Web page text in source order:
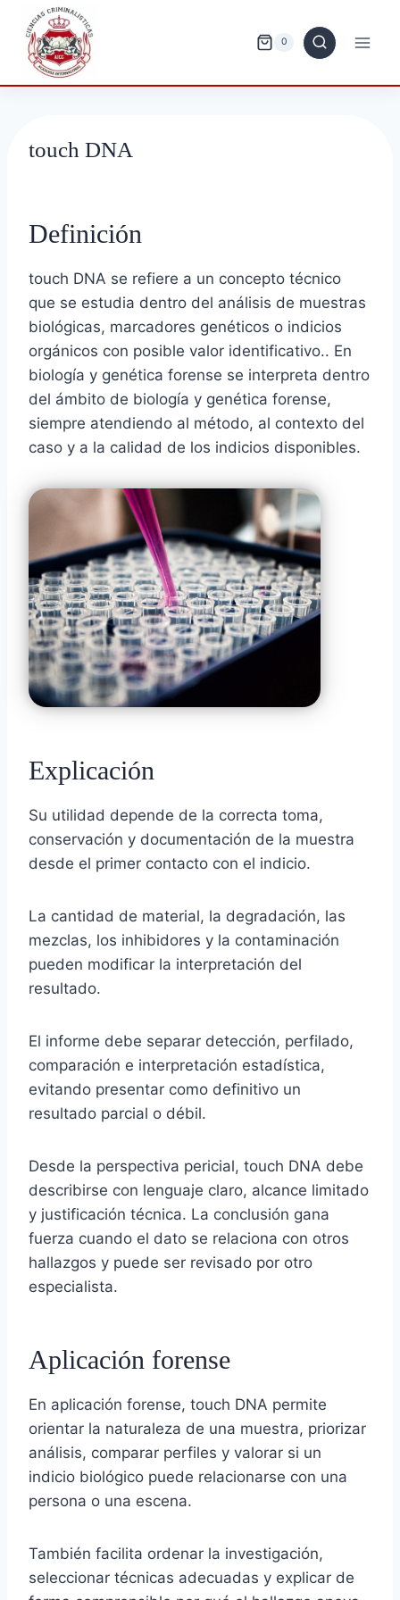
Saltar
contenido
0
touch DNA
Definición
touch DNA se refiere a un concepto técnico
que se estudia dentro del análisis de muestras
biológicas, marcadores genéticos o indicios
orgánicos con posible valor identificativo.. En
biología y genética forense se interpreta dentro
del ámbito de biología y genética forense,
siempre atendiendo al método, al contexto del
caso y a la calidad de los indicios disponibles.
Explicación
Su utilidad depende de la correcta toma,
conservación y documentación de la muestra
desde el primer contacto con el indicio.
La cantidad de material, la degradación, las
mezclas, los inhibidores y la contaminación
pueden modificar la interpretación del
resultado.
El informe debe separar detección, perfilado,
comparación e interpretación estadística,
evitando presentar como definitivo un
resultado parcial o débil.
Desde la perspectiva pericial, touch DNA debe
describirse con lenguaje claro, alcance limitado
y justificación técnica. La conclusión gana
fuerza cuando el dato se relaciona con otros
hallazgos y puede ser revisado por otro
especialista.
Aplicación forense
En aplicación forense, touch DNA permite
orientar la naturaleza de una muestra, priorizar
análisis, comparar perfiles y valorar si un
indicio biológico puede relacionarse con una
persona o una escena.
También facilita ordenar la investigación,
seleccionar técnicas adecuadas y explicar de